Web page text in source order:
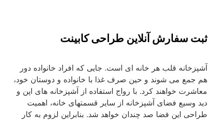
ثبت سفارش آنلاین طراحی کابینت
آشپزخانه قلب هر خانه ای است. جایی که افراد خانواده دور
هم جمع می شوند و حین صرف غذا با خانواده و دوستان خود،
معاشرت خواهند کرد. با رواج استفاده از آشپزخانه های اپن و
دید وسیع فضای آشپزخانه از سایر قسمتهای خانه، اهمیت
طراحی این فضا صد چندان خواهد شد. بنابراین لزوم به کار